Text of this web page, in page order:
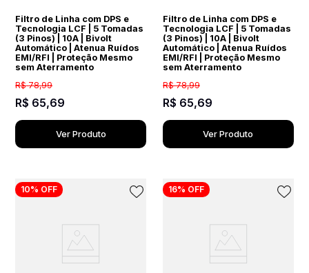
Filtro de Linha com DPS e
Tecnologia LCF | 5 Tomadas
(3 Pinos) | 10A | Bivolt
Automático | Atenua Ruídos
EMI/RFI | Proteção Mesmo
sem Aterramento
R$ 78,99
R$ 65,69
Ver Produto
Filtro de Linha com DPS e
Tecnologia LCF | 5 Tomadas
(3 Pinos) | 10A | Bivolt
Automático | Atenua Ruídos
EMI/RFI | Proteção Mesmo
sem Aterramento
R$ 78,99
R$ 65,69
Ver Produto
10% OFF 16% OFF